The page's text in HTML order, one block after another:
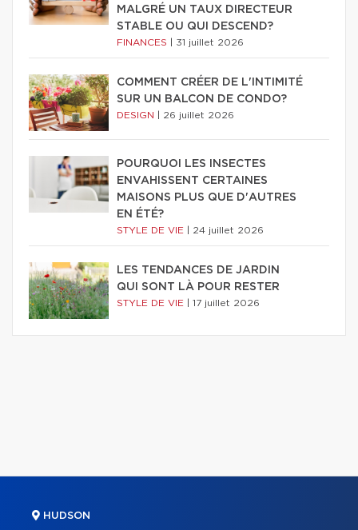
MALGRÉ UN TAUX DIRECTEUR
STABLE OU QUI DESCEND?
FINANCES 31 juillet 2026
COMMENT CRÉER DE L'INTIMITÉ
SUR UN BALCON DE CONDO?
DESIGN 26 juillet 2026
POURQUOI LES INSECTES
ENVAHISSENT CERTAINES
MAISONS PLUS QUE D'AUTRES
EN ÉTÉ?
STYLE DE VIE 24 juillet 2026
LES TENDANCES DE JARDIN
QUI SONT LÀ POUR RESTER
STYLE DE VIE 17 juillet 2026
HUDSON